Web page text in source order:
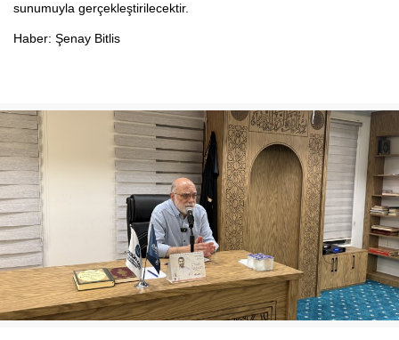
sunumuyla gerçekleştirilecektir.
Haber: Şenay Bitlis